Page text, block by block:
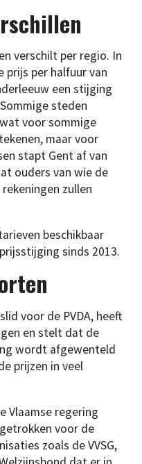
verschilt per regio. In
prijs per halfuur van
een stijging
steden
voor sommige
maar voor
stapt Gent af van
ouders van wie de
zullen
beschikbaar
sinds 2013.
voor de PVDA, heeft
en stelt dat de
wordt afgewenteld
prijzen in veel
Vlaamse regering
voor de
zoals de VVSG,